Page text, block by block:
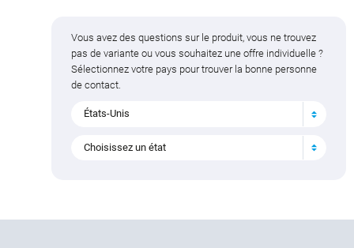
Vous avez des questions sur le produit, vous ne trouvez
pas de variante ou vous souhaitez une offre individuelle ?
Sélectionnez votre pays pour trouver la bonne personne
de contact.
États-Unis
Choisissez un état